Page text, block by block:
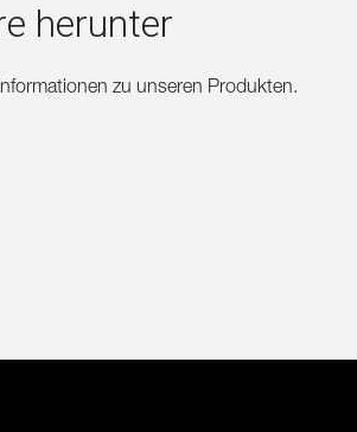
herunter
zu unseren Produkten.